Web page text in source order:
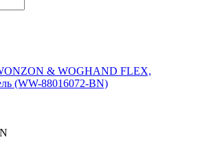
& WOGHAND FLEX,
(WW-88016072-BN)